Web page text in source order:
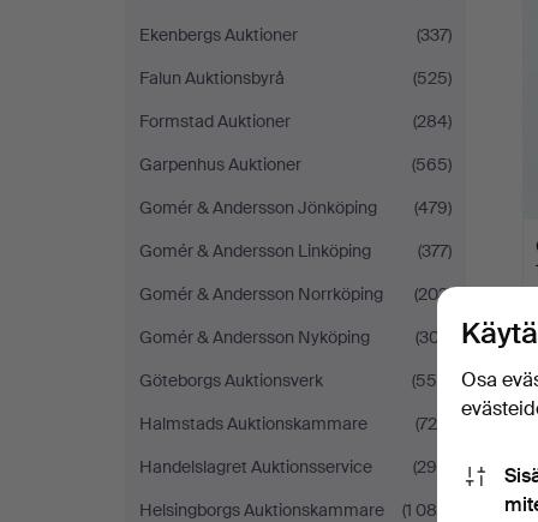
Ekenbergs Auktioner
(337)
Falun Auktionsbyrå
(525)
Formstad Auktioner
(284)
Garpenhus Auktioner
(565)
Gomér & Andersson Jönköping
(479)
Gomér & Andersson Linköping
(377)
Gomér & Andersson Norrköping
(203)
Gomér & Andersson Nyköping
(307)
Göteborgs Auktionsverk
(558)
Halmstads Auktionskammare
(729)
Handelslagret Auktionsservice
(290)
Helsingborgs Auktionskammare
(1 086)
Osa